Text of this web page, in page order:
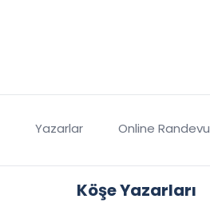
Yazarlar Online Randevu
Köşe Yazarları